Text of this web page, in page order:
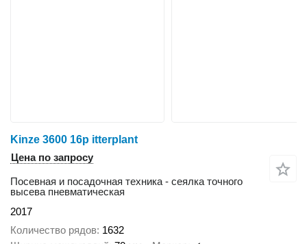
Kinze 3600 16p itterplant
Цена по запросу
Посевная и посадочная техника - сеялка точного
высева пневматическая
2017
Количество рядов 1632